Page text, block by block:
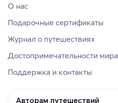
О нас
Подарочные сертификаты
Журнал о путешествиях
Достопримечательности мира
Поддержка и контакты
Авторам путешествий